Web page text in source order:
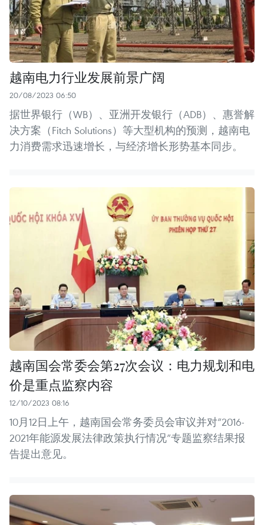
越南电力行业发展前景广阔
20/08/2023 06:50
据世界银行（WB）、亚洲开发银行（ADB）、惠誉解
决方案（Fitch Solutions）等大型机构的预测，越南电
力消费需求迅速增长，与经济增长形势基本同步。
越南国会常委会第27次会议：电力规划和电
价是重点监察内容
12/10/2023 08:16
10月12日上午，越南国会常务委员会审议并对“2016-
2021年能源发展法律政策执行情况”专题监察结果报
告提出意见。